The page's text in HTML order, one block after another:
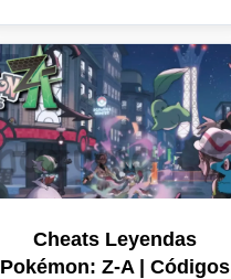
Cheats Leyendas
Pokémon: Z-A | Códigos